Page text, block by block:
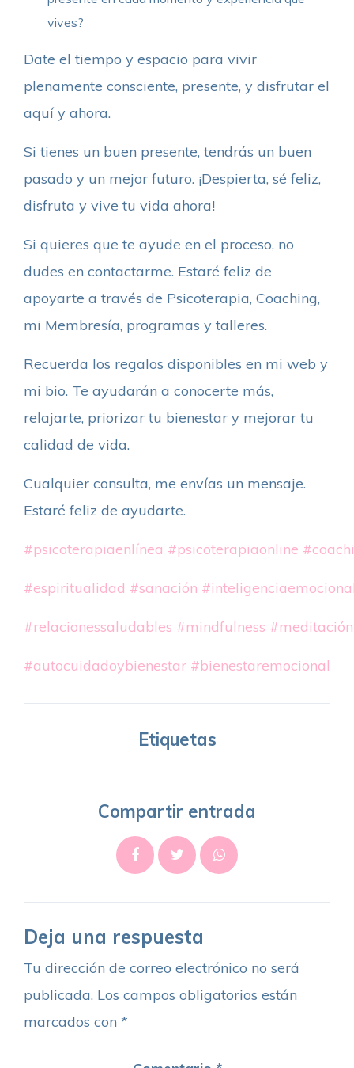
vives?
Date el tiempo y espacio para vivir
plenamente consciente, presente, y disfrutar el
aquí y ahora.
Si tienes un buen presente, tendrás un buen
pasado y un mejor futuro. ¡Despierta, sé feliz,
disfruta y vive tu vida ahora!
Si quieres que te ayude en el proceso, no
dudes en contactarme. Estaré feliz de
apoyarte a través de Psicoterapia, Coaching,
mi Membresía, programas y talleres.
Recuerda los regalos disponibles en mi web y
mi bio. Te ayudarán a conocerte más,
relajarte, priorizar tu bienestar y mejorar tu
calidad de vida.
Cualquier consulta, me envías un mensaje.
Estaré feliz de ayudarte.
#psicoterapiaenlínea #psicoterapiaonline
#espiritualidad #sanación
#relacionessaludables #mindfulness #meditación
#autocuidadoybienestar #bienestaremocional
Etiquetas
Compartir entrada
Deja una respuesta
Tu dirección de correo electrónico no será
publicada. Los campos obligatorios están
marcados con *